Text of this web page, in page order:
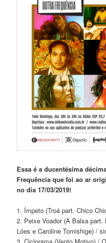
Essa é a ducentésima
Frequência que foi ao ar
no dia 17/03/2019!
1. Ímpeto (Troá part. Chico
2. Peixe Voador (A Balsa
Lóes e Caroline Tomishige) /